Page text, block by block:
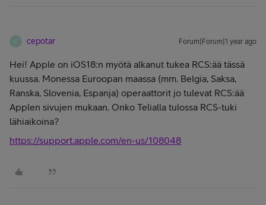
cepotar Forum|Forum|1 year ago
Hei! Apple on iOS18:n myötä alkanut tukea RCS:ää tässä
kuussa. Monessa Euroopan maassa (mm. Belgia, Saksa,
Ranska, Slovenia, Espanja) operaattorit jo tulevat RCS:ää
Applen sivujen mukaan. Onko Telialla tulossa RCS-tuki
lähiaikoina?
https://support.apple.com/en-us/108048